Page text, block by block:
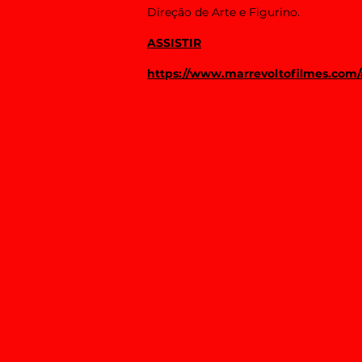
Direção de Arte e Figurino.
ASSISTIR
https://